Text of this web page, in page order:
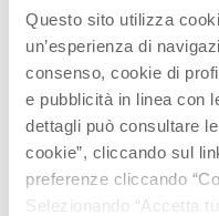
Questo sito utilizza
un’esperienza di
consenso, cookie di
e pubblicità in linea con
dettagli può consultare
cookie”, cliccando sul
preferenze cliccando
Selezionando “Accetta
27
28 29
03
04 05
Visualizza gli orari nei
Ufficio Turistico di